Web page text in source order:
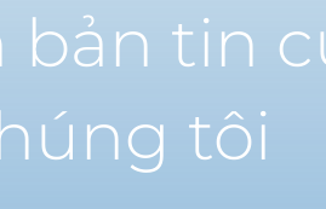
bản tin
tôi